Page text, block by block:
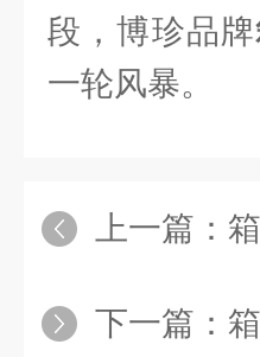
段，博珍品牌
一轮风暴。
上一篇：
下一篇：